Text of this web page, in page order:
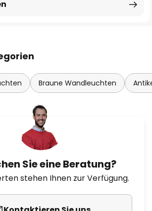
Braune Wandleuchten
Sie eine Beratung?
stehen Ihnen zur Verfügung.